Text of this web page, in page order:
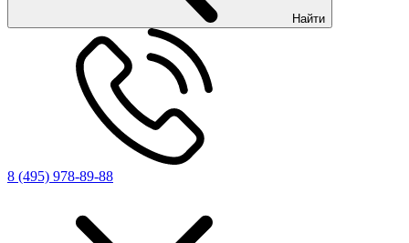
Найти
8 (495) 978-89-88